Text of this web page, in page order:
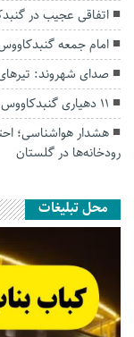
اتفاقی عجیب در‌
امام جمعه
صدای شهروند:
۱۱ دهیاری گنبدکاووس به شبکه حفاظت مردمی منابع طبیعی پیوستند
هشدار هواشناسی؛
رودخانه‌ها در گلستان
محل تبلیغات